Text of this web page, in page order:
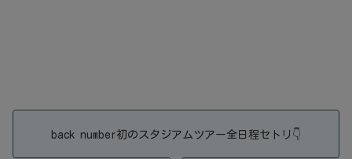
back number初のスタジアムツアー全日程セトリ👇